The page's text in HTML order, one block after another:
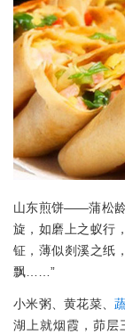
山东煎饼——蒲松
旋，如磨上之蚁行
钲，薄似剡溪之纸
飘……”
小米粥、黄花菜、
湖上就烟霞，茆层